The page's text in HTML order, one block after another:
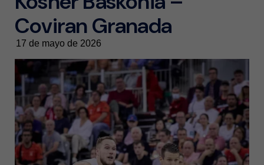
Coviran Granada
17 de mayo de 2026